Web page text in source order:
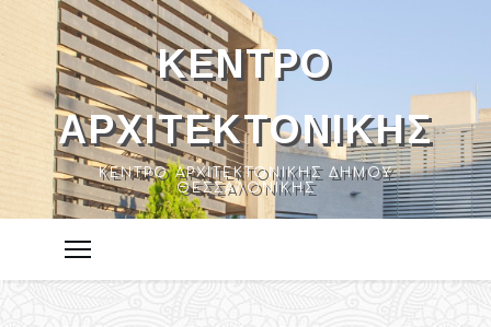
ΚΈΝΤΡΟ
ΑΡΧΙΤΕΚΤΟΝΙΚΉΣ
ΚΈΝΤΡΟ ΑΡΧΙΤΕΚΤΟΝΙΚΉΣ ΔΉΜΟΥ
ΘΕΣΣΑΛΟΝΊΚΗΣ